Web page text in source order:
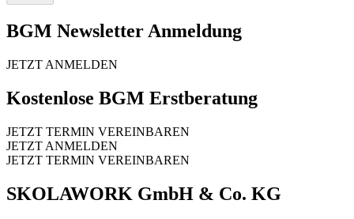
BGM Newsletter Anmeldung
JETZT ANMELDEN
Kostenlose BGM Erstberatung
JETZT TERMIN VEREINBAREN
JETZT ANMELDEN
JETZT TERMIN VEREINBAREN
SKOLAWORK GmbH & Co. KG